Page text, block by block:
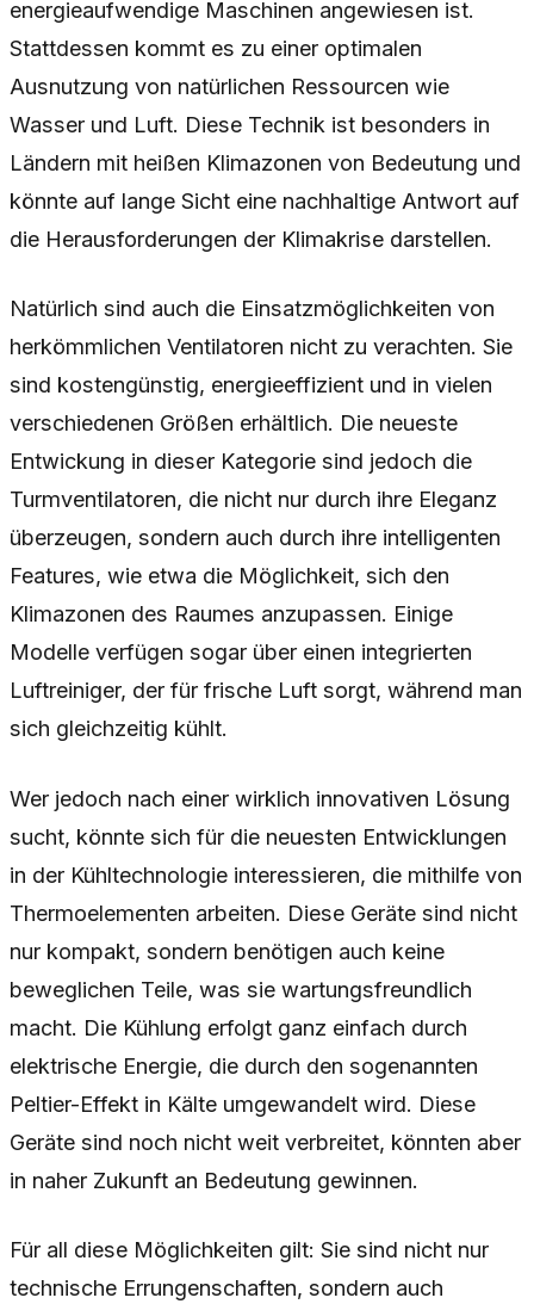
energieaufwendige Maschinen angewiesen ist.
Stattdessen kommt es zu einer optimalen
Ausnutzung von natürlichen Ressourcen wie
Wasser und Luft. Diese Technik ist besonders in
Ländern mit heißen Klimazonen von Bedeutung und
könnte auf lange Sicht eine nachhaltige Antwort auf
die Herausforderungen der Klimakrise darstellen.
Natürlich sind auch die Einsatzmöglichkeiten von
herkömmlichen Ventilatoren nicht zu verachten. Sie
sind kostengünstig, energieeffizient und in vielen
verschiedenen Größen erhältlich. Die neueste
Entwickung in dieser Kategorie sind jedoch die
Turmventilatoren, die nicht nur durch ihre Eleganz
überzeugen, sondern auch durch ihre intelligenten
Features, wie etwa die Möglichkeit, sich den
Klimazonen des Raumes anzupassen. Einige
Modelle verfügen sogar über einen integrierten
Luftreiniger, der für frische Luft sorgt, während man
sich gleichzeitig kühlt.
Wer jedoch nach einer wirklich innovativen Lösung
sucht, könnte sich für die neuesten Entwicklungen
in der Kühltechnologie interessieren, die mithilfe von
Thermoelementen arbeiten. Diese Geräte sind nicht
nur kompakt, sondern benötigen auch keine
beweglichen Teile, was sie wartungsfreundlich
macht. Die Kühlung erfolgt ganz einfach durch
elektrische Energie, die durch den sogenannten
Peltier-Effekt in Kälte umgewandelt wird. Diese
Geräte sind noch nicht weit verbreitet, könnten aber
in naher Zukunft an Bedeutung gewinnen.
Für all diese Möglichkeiten gilt: Sie sind nicht nur
technische Errungenschaften, sondern auch